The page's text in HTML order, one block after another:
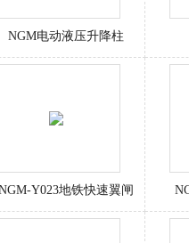
NGM电动液压升降柱
Y023地铁快速翼闸